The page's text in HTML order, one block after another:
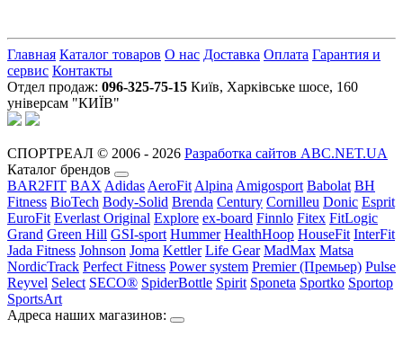
Главная Каталог товаров О нас Доставка Оплата Гарантия и
сервис Контакты
Отдел продаж: 096-325-75-15 Київ, Харківське шосе, 160
універсам "КИЇВ"
СПОРТРЕАЛ © 2006 - 2026 Разработка сайтов ABC.NET.UA
Каталог брендов
BAR2FIT BAX Adidas AeroFit Alpina Amigosport Babolat BH
Fitness BioTech Body-Solid Brenda Century Cornilleu Donic Esprit
EuroFit Everlast Original Explore ex-board Finnlo Fitex FitLogic
Grand Green Hill GSI-sport Hummer HealthHoop HouseFit InterFit
Jada Fitness Johnson Joma Kettler Life Gear MadMax Matsa
NordicTrack Perfect Fitness Power system Premier (Премьер) Pulse
Reyvel Select SECO® SpiderBottle Spirit Sponeta Sportko Sportop
SportsArt
Адреса наших магазинов: